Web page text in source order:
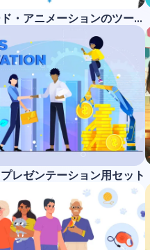
ホワイトボード・アニメーションのツールキット
レゼンテーション用セット